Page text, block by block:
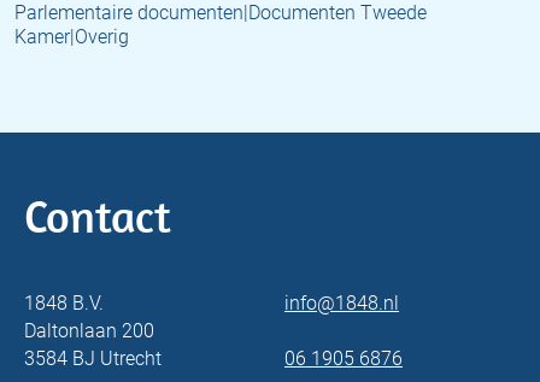
Parlementaire documenten|Documenten Tweede
Kamer|Overig
Contact
1848 B.V.
Daltonlaan 200
3584 BJ Utrecht
info@1848.nl
06 1905 6876